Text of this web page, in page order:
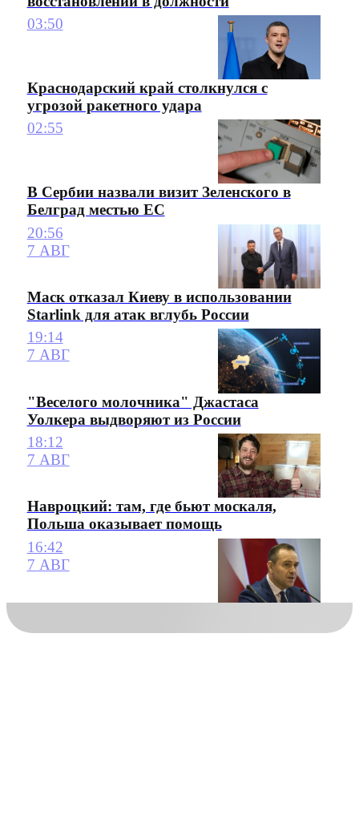
03:50
Краснодарский край столкнулся с
угрозой ракетного удара
02:55
В Сербии назвали визит Зеленского в
Белград местью ЕС
20:56
7 АВГ
Маск отказал Киеву в использовании
Starlink для атак вглубь России
19:14
7 АВГ
"Веселого молочника" Джастаса
Уолкера выдворяют из России
18:12
7 АВГ
Навроцкий: там, где бьют москаля,
Польша оказывает помощь
16:42
7 АВГ